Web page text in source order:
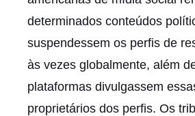
determinados conteúdos
suspendessem os perfis de
às vezes globalmente, além
plataformas divulgassem
proprietários dos perfis. Os